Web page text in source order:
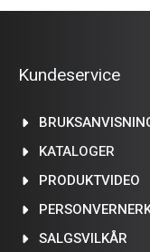
Kundeservice
KATALOGER
PRODUKTVIDEO
SALGSVILKÅR